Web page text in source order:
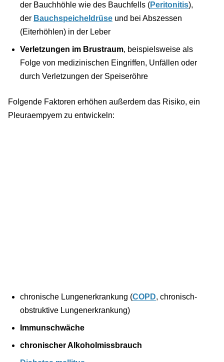
der Bauchhöhle wie des Bauchfells (Peritonitis),
der Bauchspeicheldrüse und bei Abszessen
(Eiterhöhlen) in der Leber
Verletzungen im Brustraum, beispielsweise als
Folge von medizinischen Eingriffen, Unfällen oder
durch Verletzungen der Speiseröhre
Folgende Faktoren erhöhen außerdem das Risiko, ein
Pleuraempyem zu entwickeln:
chronische Lungenerkrankung (COPD, chronisch-
obstruktive Lungenerkrankung)
Immunschwäche
chronischer Alkoholmissbrauch